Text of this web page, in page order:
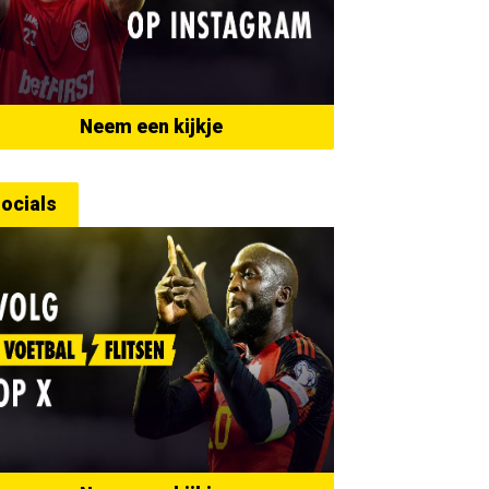
Neem een kijkje